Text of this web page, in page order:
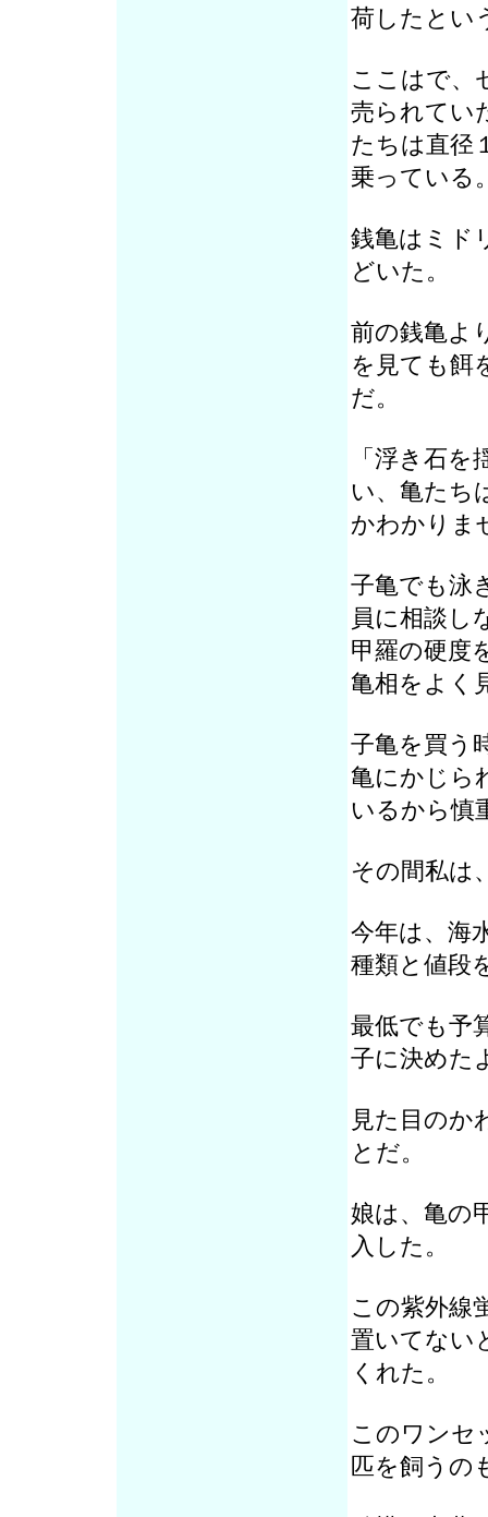
荷したとい
ここはで、
売られてい
たちは直径
乗っている
銭亀はミド
どいた。
前の銭亀よ
を見ても餌
だ。
「浮き石
い、亀たち
かわかりま
子亀でも泳
員に相談し
甲羅の硬度
亀相をよく
子亀を買う
亀にかじら
いるから慎
その間私は
今年は、海
種類と値段
最低でも予
子に決めた
見た目のか
とだ。
娘は、亀の
入した。
この紫外線
置いてない
くれた。
このワンセ
匹を飼うの